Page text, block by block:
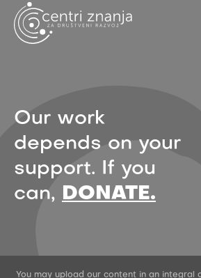
Our work
depends on your
support. If you
can,
DONATE.
You may upload our content in an integral